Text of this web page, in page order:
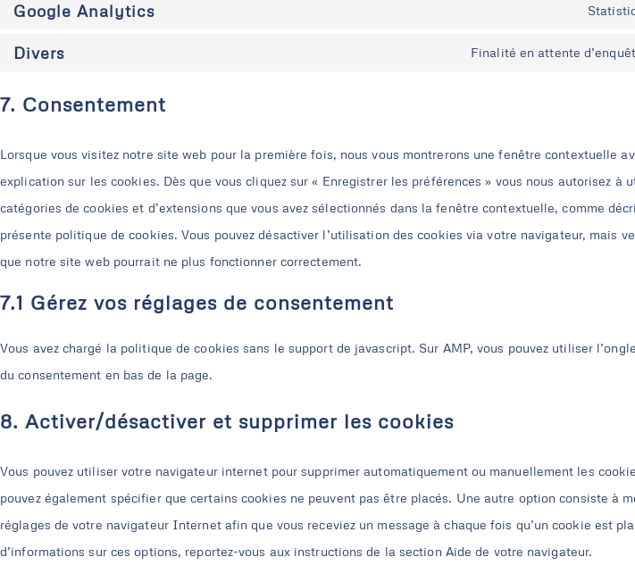
Google Analytics
Divers Finalité en attente
7. Consentement
Lorsque vous visitez notre site web pour la première fois, nous vous montrerons une fenêtre contextuelle
explication sur les cookies. Dès que vous cliquez sur « Enregistrer les préférences » vous nous autorisez à
catégories de cookies et d’extensions que vous avez sélectionnés dans la fenêtre contextuelle, comme
présente politique de cookies. Vous pouvez désactiver l’utilisation des cookies via votre navigateur, mais
que notre site web pourrait ne plus fonctionner correctement.
7.1 Gérez vos réglages de consentement
Vous avez chargé la politique de cookies sans le support de javascript. Sur AMP, vous pouvez utiliser
du consentement en bas de la page.
8. Activer/désactiver et supprimer les cookies
Vous pouvez utiliser votre navigateur internet pour supprimer automatiquement ou manuellement les
pouvez également spécifier que certains cookies ne peuvent pas être placés. Une autre option consiste à
réglages de votre navigateur Internet afin que vous receviez un message à chaque fois qu’un cookie est
d’informations sur ces options, reportez-vous aux instructions de la section Aide de votre navigateur.